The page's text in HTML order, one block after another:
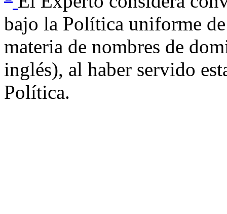
bajo la Política uniforme
materia de nombres de
inglés), al haber servido
Política.